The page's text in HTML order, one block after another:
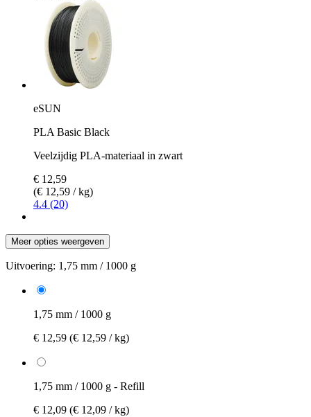
eSUN
PLA Basic Black
Veelzijdig PLA-materiaal in zwart
€ 12,59
(€ 12,59 / kg)
4.4 (20)
Meer opties weergeven
Uitvoering: 1,75 mm / 1000 g
1,75 mm / 1000 g
€ 12,59 (€ 12,59 / kg)
1,75 mm / 1000 g - Refill
€ 12,09 (€ 12,09 / kg)